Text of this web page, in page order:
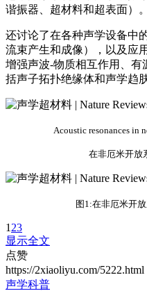
谐振器、超材料和超表面）。
还讨论了在各种声学设备中
流束产生和成像），以及应
增强声波-物质相互作用、
括声子拓扑绝缘体和声学趋
Acoustic resonances in
在非厄米开放
图1:在非厄米开
1 23
显示全文
点赞
https://2xiaoliyu.com/5222.html
声学科普